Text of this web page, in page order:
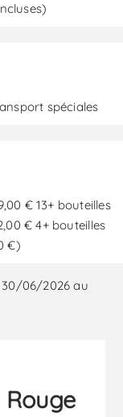
spéciales
€ 13+ bouteilles
€ 4+ bouteilles
€)
30/06/2026 au